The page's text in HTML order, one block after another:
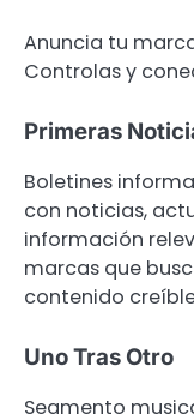
Anuncia tu
Controlas y
Primeras
Boletines
con noticias,
información
marcas que
contenido
Uno Tras Otro
Segmento